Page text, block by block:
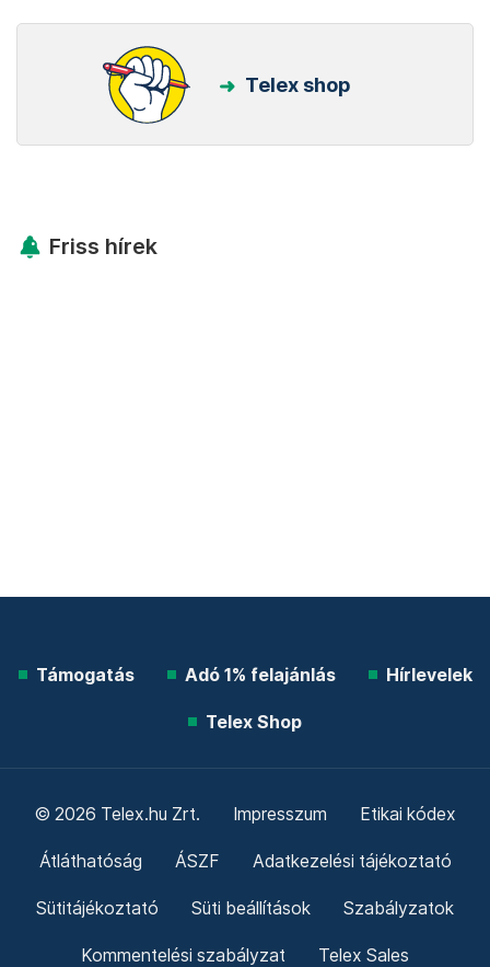
Telex shop
Friss hírek
Támogatás Adó 1% felajánlás Hírlevelek
Telex Shop
© 2026 Telex.hu Zrt. Impresszum Etikai kódex
Átláthatóság ÁSZF Adatkezelési tájékoztató
Sütitájékoztató Süti beállítások Szabályzatok
Kommentelési szabályzat Telex Sales